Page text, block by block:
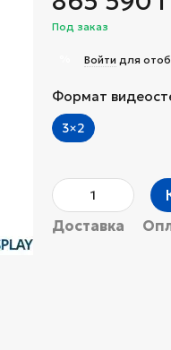
Под заказ
Войти для
Формат
3×2
Доставка